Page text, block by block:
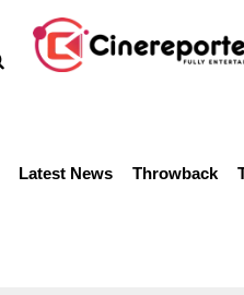
Latest News Throwback